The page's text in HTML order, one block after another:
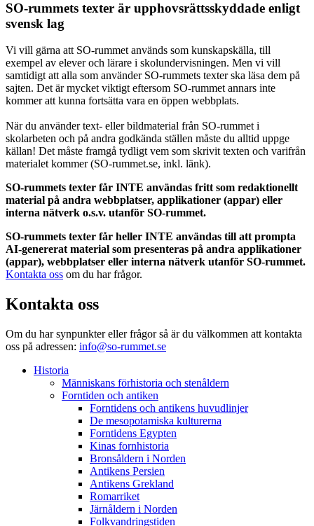
SO-rummets texter är upphovsrättsskyddade enligt
svensk lag
Vi vill gärna att SO-rummet används som kunskapskälla, till
exempel av elever och lärare i skolundervisningen. Men vi vill
samtidigt att alla som använder SO-rummets texter ska läsa dem på
sajten. Det är mycket viktigt eftersom SO-rummet annars inte
kommer att kunna fortsätta vara en öppen webbplats.
När du använder text- eller bildmaterial från SO-rummet i
skolarbeten och på andra godkända ställen måste du alltid uppge
källan! Det måste framgå tydligt vem som skrivit texten och varifrån
materialet kommer (SO-rummet.se, inkl. länk).
SO-rummets texter får INTE användas fritt som redaktionellt
material på andra webbplatser, applikationer (appar) eller
interna nätverk o.s.v. utanför SO-rummet.
SO-rummets texter får heller INTE användas till att prompta
AI-genererat material som presenteras på andra applikationer
(appar), webbplatser eller interna nätverk utanför SO-rummet.
Kontakta oss om du har frågor.
Kontakta oss
Om du har synpunkter eller frågor så är du välkommen att kontakta
oss på adressen: info@so-rummet.se
Historia
Människans förhistoria och stenåldern
Forntiden och antiken
Forntidens och antikens huvudlinjer
De mesopotamiska kulturerna
Forntidens Egypten
Kinas fornhistoria
Bronsåldern i Norden
Antikens Persien
Antikens Grekland
Romarriket
Järnåldern i Norden
Folkvandringstiden